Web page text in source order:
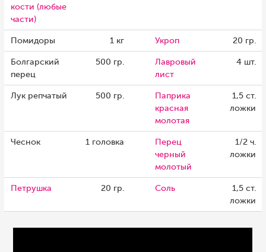
кости (любые
части)
Помидоры 1 кг Укроп 20 гр.
Болгарский
перец
500 гр.
Лавровый
лист
4 шт.
Лук репчатый 500 гр.
Паприка
красная
молотая
1,5 ст.
ложки
Чеснок 1 головка
Перец
черный
молотый
1/2 ч.
ложки
Петрушка 20 гр. Соль
1,5 ст.
ложки